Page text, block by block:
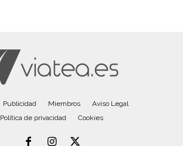
Publicidad Miembros
Aviso Legal
Política de privacidad
Cookies